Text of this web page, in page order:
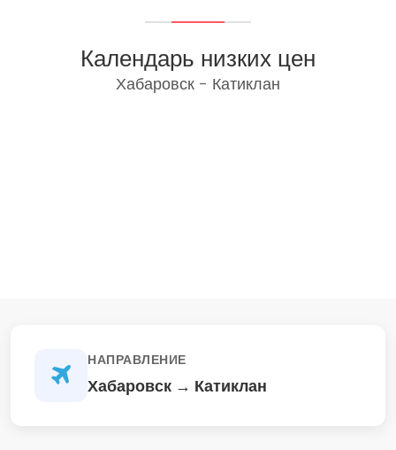
Календарь низких цен
Хабаровск - Катиклан
НАПРАВЛЕНИЕ
Хабаровск → Катиклан